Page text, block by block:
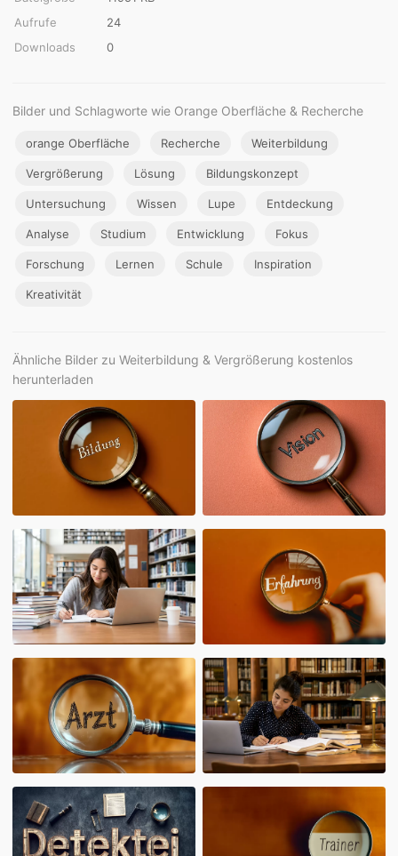
Aufrufe
24
Downloads
0
Bilder und Schlagworte wie Orange Oberfläche & Recherche
orange Oberfläche Recherche Weiterbildung
Vergrößerung Lösung Bildungskonzept
Untersuchung Wissen Lupe Entdeckung
Analyse Studium Entwicklung Fokus
Forschung Lernen Schule Inspiration
Kreativität
Ähnliche Bilder zu Weiterbildung & Vergrößerung kostenlos
herunterladen